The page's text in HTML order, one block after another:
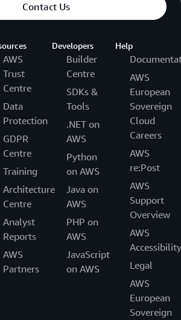
Contact Us
AWS
Trust
Centre
Data
Protection
GDPR
Centre
Training
Architecture
Centre
Analyst
Reports
AWS
Partners
Developers
Builder
Centre
SDKs &
Tools
.NET on
AWS
Python
on AWS
Java on
AWS
PHP on
AWS
JavaScript
on AWS
Help
AWS
European
Sovereign
Cloud
Careers
AWS
re:Post
AWS
Support
Overview
AWS
Accessibility
Legal
AWS
European
Sovereign